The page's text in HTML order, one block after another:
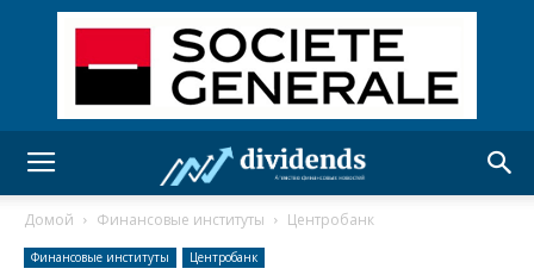
Домой Финансовые институты Центробанк
Финансовые институты Центробанк